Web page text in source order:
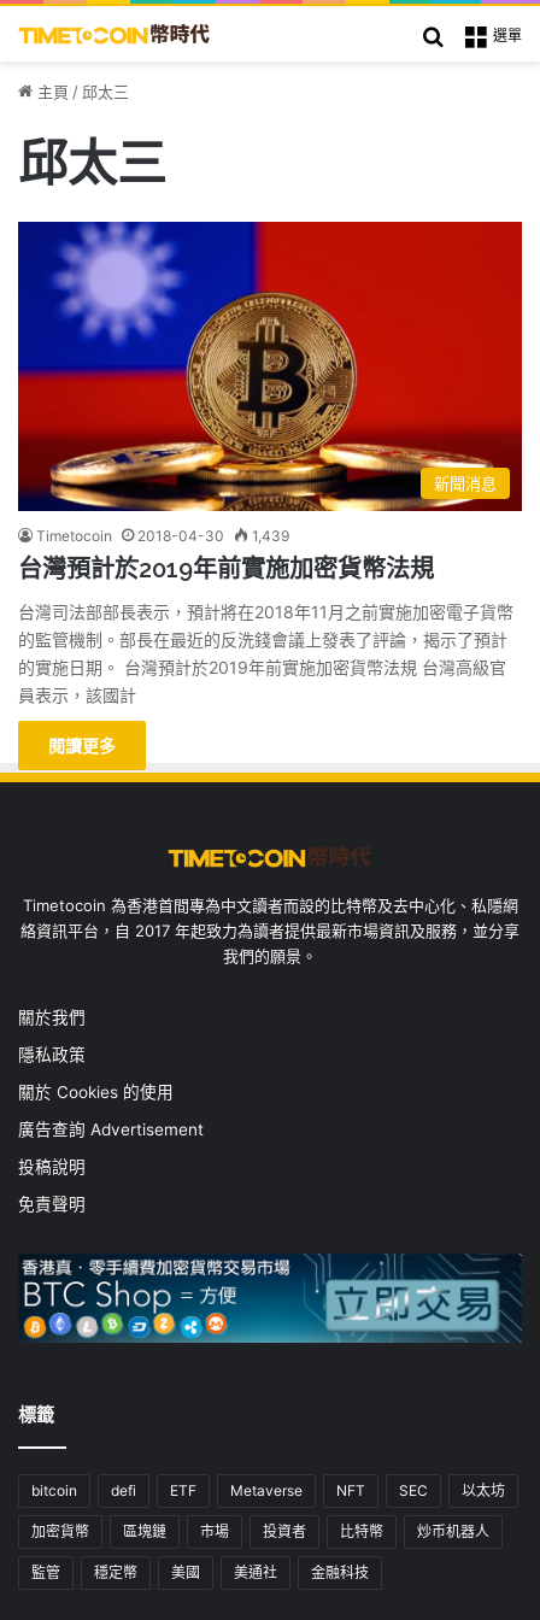
選單
搜索
主頁 / 邱太三
邱太三
新聞消息
Timetocoin 2018-04-30 1,439
台灣預計於2019年前實施加密貨幣法規
台灣司法部部長表示，預計將在2018年11月之前實施加密電子貨幣
的監管機制。部長在最近的反洗錢會議上發表了評論，揭示了預計
的實施日期。 台灣預計於2019年前實施加密貨幣法規 台灣高級官
員表示，該國計
閱讀更多
Timetocoin 為香港首間專為中文讀者而設的比特幣及去中心化、私隱網
絡資訊平台，自 2017 年起致力為讀者提供最新市場資訊及服務，並分享
我們的願景。
關於我們
隱私政策
關於 Cookies 的使用
廣告查詢 Advertisement
投稿說明
免責聲明
標籤
bitcoin defi ETF Metaverse NFT SEC 以太坊
加密貨幣 區塊鏈 市場 投資者 比特幣 炒币机器人
監管 穩定幣 美國 美通社 金融科技